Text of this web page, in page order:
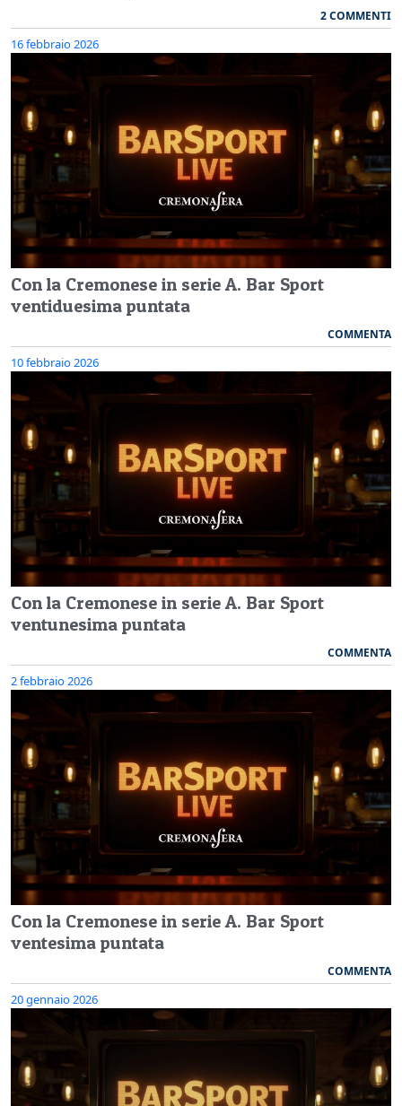
2 COMMENTI
16 febbraio 2026
Con la Cremonese in serie A. Bar Sport
ventiduesima puntata
COMMENTA
10 febbraio 2026
Con la Cremonese in serie A. Bar Sport
ventunesima puntata
COMMENTA
2 febbraio 2026
Con la Cremonese in serie A. Bar Sport
ventesima puntata
COMMENTA
20 gennaio 2026